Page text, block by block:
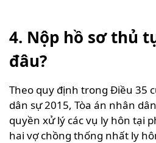
4. Nộp hồ sơ thủ
đâu?
Theo quy định trong Điều 35
dân sự 2015, Tòa án nhân
quyền xử lý các vụ ly hôn tại
hai vợ chồng thống nhất ly